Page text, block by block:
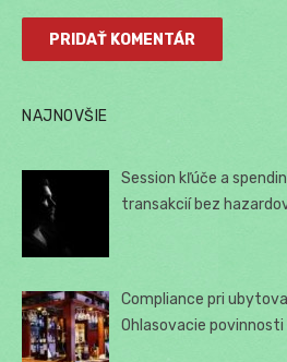
NAJNOVŠIE
Session kľúče a
transakcií bez
Compliance pri
Ohlasovacie